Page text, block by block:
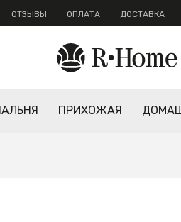
ОТЗЫВЫ ОПЛАТА ДОСТАВКА
ПРИХОЖАЯ